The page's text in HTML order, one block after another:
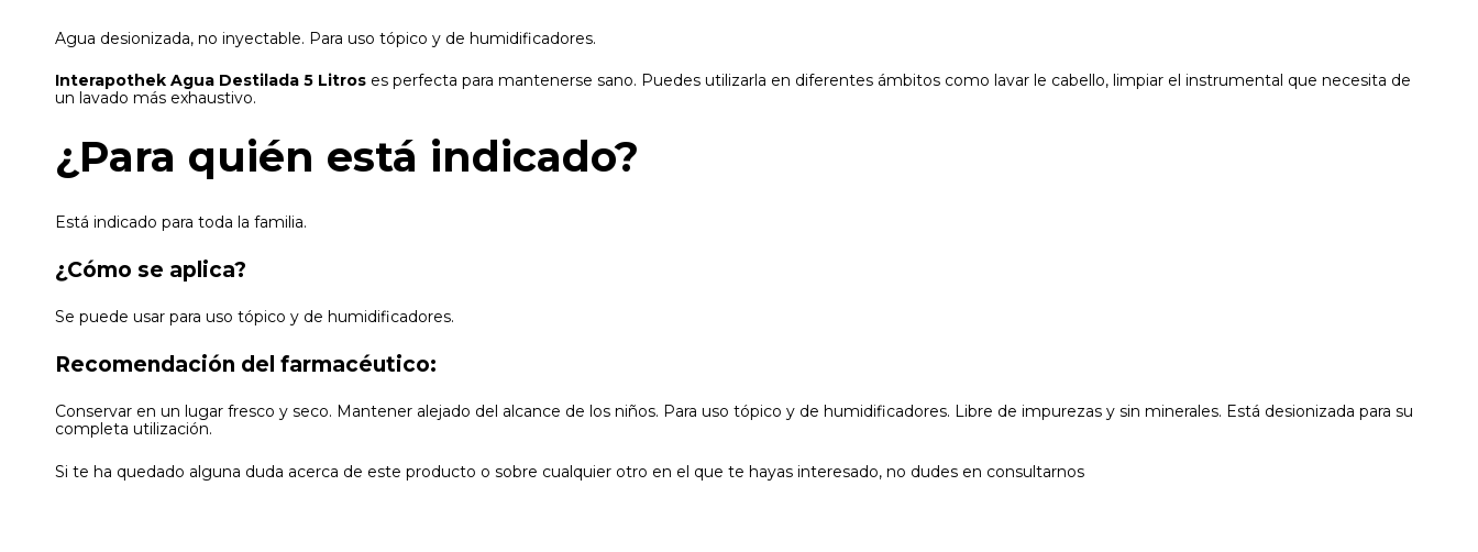
Agua desionizada, no inyectable. Para uso tópico y de humidificadores.
Interapothek Agua Destilada 5 Litros es perfecta para mantenerse sano. Puedes utilizarla en diferentes ámbitos como lavar le cabello, limpiar el instrumental que necesita de
un lavado más exhaustivo.
¿Para quién está indicado?
Está indicado para toda la familia.
¿Cómo se aplica?
Se puede usar para uso tópico y de humidificadores.
Recomendación del farmacéutico:
Conservar en un lugar fresco y seco. Mantener alejado del alcance de los niños. Para uso tópico y de humidificadores. Libre de impurezas y sin minerales. Está desionizada para su
completa utilización.
Si te ha quedado alguna duda acerca de este producto o sobre cualquier otro en el que te hayas interesado, no dudes en consultarnos